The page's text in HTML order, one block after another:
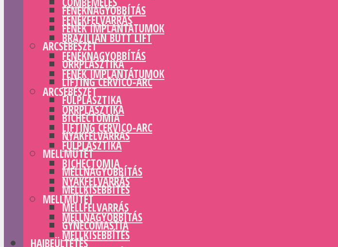
FENÉKNAGYOBBÍTÁS
FENÉK IMPLANTÁTUMOK
ARCSEBÉSZET
ORRPLASZTIKA
LIFTING CERVICO-ARC
FÜLPLASZTIKA
BICHECTOMIA
NYAKFELVARRÁS
MELLMŰTÉT
MELLNAGYOBBÍTÁS
MELLKISEBBÍTÉS
MELLFELVARRÁS
GYNECOMASTIA
HAJBEÜLTETÉS
FENÉKFELVARRÁS
BRAZILIAN BUTT LIFT
FENÉKNAGYOBBÍTÁS
FENÉK IMPLANTÁTUMOK
ARCSEBÉSZET
ORRPLASZTIKA
LIFTING CERVICO-ARC
FÜLPLASZTIKA
BICHECTOMIA
NYAKFELVARRÁS
MELLMŰTÉT
MELLNAGYOBBÍTÁS
MELLKISEBBÍTÉS